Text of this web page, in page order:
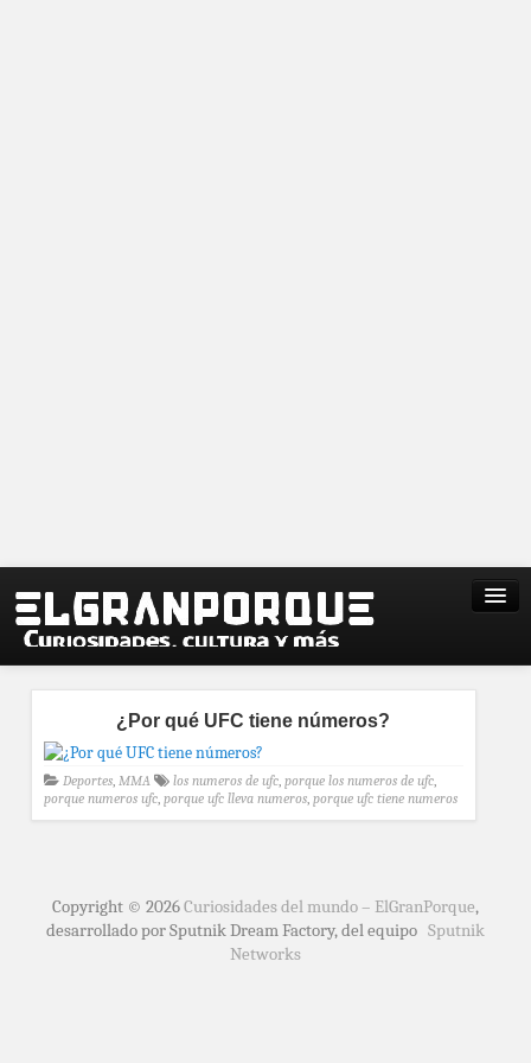
¿Por qué UFC tiene números?
Deportes, MMA los numeros de ufc, porque los numeros de ufc,
porque numeros ufc, porque ufc lleva numeros, porque ufc tiene numeros
Copyright © 2026Curiosidades del mundo – ElGranPorque,
desarrollado por Sputnik Dream Factory, del equipo Sputnik
Networks